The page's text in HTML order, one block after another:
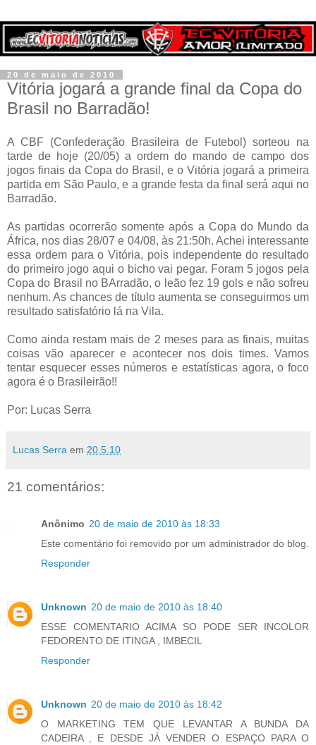
20 de maio de 2010
Vitória jogará a grande final da Copa do
Brasil no Barradão!
A CBF (Confederação Brasileira de Futebol) sorteou na
tarde de hoje (20/05) a ordem do mando de campo dos
jogos finais da Copa do Brasil, e o Vitória jogará a primeira
partida em São Paulo, e a grande festa da final será aqui no
Barradão.
As partidas ocorrerão somente após a Copa do Mundo da
África, nos dias 28/07 e 04/08, às 21:50h. Achei interessante
essa ordem para o Vitória, pois independente do resultado
do primeiro jogo aqui o bicho vai pegar. Foram 5 jogos pela
Copa do Brasil no BArradão, o leão fez 19 gols e não sofreu
nenhum. As chances de título aumenta se conseguirmos um
resultado satisfatório lá na Vila.
Como ainda restam mais de 2 meses para as finais, muitas
coisas vão aparecer e acontecer nos dois times. Vamos
tentar esquecer esses números e estatísticas agora, o foco
agora é o Brasileirão!!
Por: Lucas Serra
Lucas Serra em 20.5.10
21 comentários:
Anônimo 20 de maio de 2010 às 18:33
Este comentário foi removido por um administrador do blog.
Responder
Unknown 20 de maio de 2010 às 18:40
ESSE COMENTARIO ACIMA SO PODE SER INCOLOR
FEDORENTO DE ITINGA , IMBECIL
Responder
Unknown 20 de maio de 2010 às 18:42
O MARKETING TEM QUE LEVANTAR A BUNDA DA
CADEIRA , E DESDE JÁ VENDER O ESPAÇO PARA O